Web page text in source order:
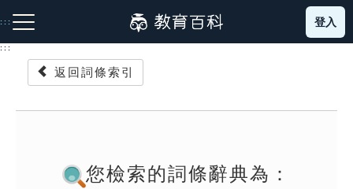
到
主
::: 登入
:::
返回詞條索引
您檢索的詞條辭典為：